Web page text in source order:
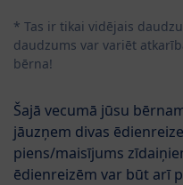
* Tas ir tikai vidējais
daudzums var variēt
bērna!
Šajā vecumā jūsu
jāuzņem divas
piens/maisījums
ēdienreizēm var būt arī